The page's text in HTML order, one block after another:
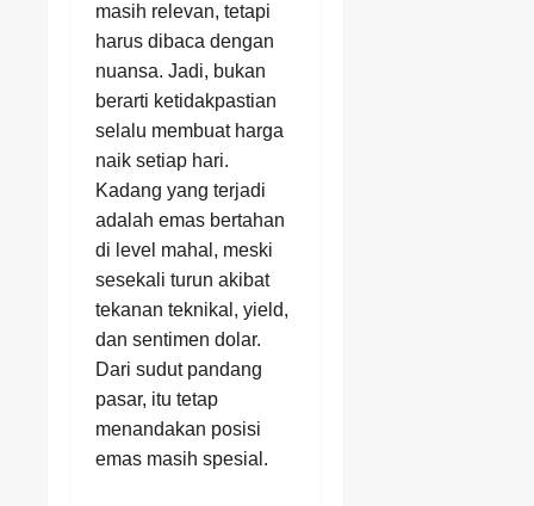
masih relevan, tetapi
harus dibaca dengan
nuansa. Jadi, bukan
berarti ketidakpastian
selalu membuat harga
naik setiap hari.
Kadang yang terjadi
adalah emas bertahan
di level mahal, meski
sesekali turun akibat
tekanan teknikal, yield,
dan sentimen dolar.
Dari sudut pandang
pasar, itu tetap
menandakan posisi
emas masih spesial.